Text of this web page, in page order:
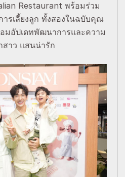
Restaurant พร้อมร่วม
รเลี้ยงลูก ทั้งสองในฉบับคุณ
อัปเดทพัฒนาการและความ
าว แสนน่ารัก